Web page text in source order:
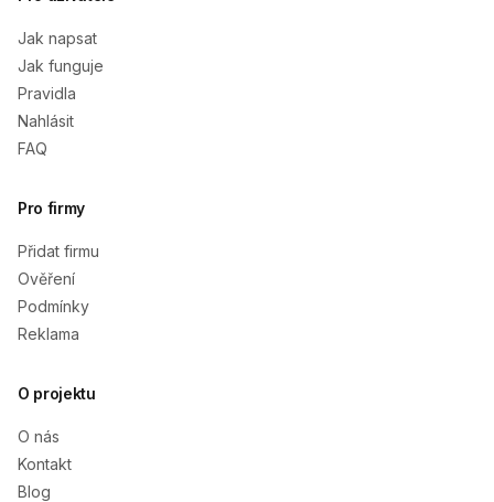
Jak napsat
Jak funguje
Pravidla
Nahlásit
FAQ
Pro firmy
Přidat firmu
Ověření
Podmínky
Reklama
O projektu
O nás
Kontakt
Blog